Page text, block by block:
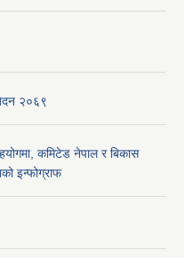
२०६९
कमिटेड नेपाल र बिकास
इन्फोग्राफ